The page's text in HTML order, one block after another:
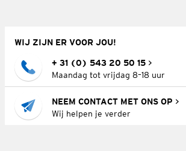
WIJ ZIJN ER VOOR JOU!
+ 31 (0) 543 20 50 15
Maandag tot vrijdag 8–18 uur
NEEM CONTACT MET ONS OP
Wij helpen je verder